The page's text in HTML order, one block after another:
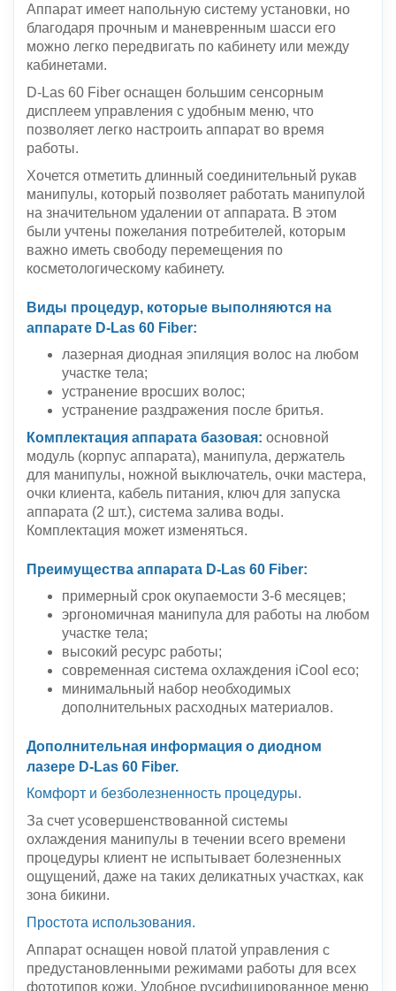
Аппарат имеет напольную систему установки, но
благодаря прочным и маневренным шасси его
можно легко передвигать по кабинету или между
кабинетами.
D-Las 60 Fiber оснащен большим сенсорным
дисплеем управления с удобным меню, что
позволяет легко настроить аппарат во время
работы.
Хочется отметить длинный соединительный рукав
манипулы, который позволяет работать манипулой
на значительном удалении от аппарата. В этом
были учтены пожелания потребителей, которым
важно иметь свободу перемещения по
косметологическому кабинету.
Виды процедур, которые выполняются на
аппарате D-Las 60 Fiber:
лазерная диодная эпиляция волос на любом
участке тела;
устранение вросших волос;
устранение раздражения после бритья.
Комплектация аппарата базовая: основной
модуль (корпус аппарата), манипула, держатель
для манипулы, ножной выключатель, очки мастера,
очки клиента, кабель питания, ключ для запуска
аппарата (2 шт.), система залива воды.
Комплектация может изменяться.
Преимущества аппарата D-Las 60 Fiber:
примерный срок окупаемости 3-6 месяцев;
эргономичная манипула для работы на любом
участке тела;
высокий ресурс работы;
современная система охлаждения iCool eco;
минимальный набор необходимых
дополнительных расходных материалов.
Дополнительная информация о диодном
лазере D-Las 60 Fiber.
Комфорт и безболезненность процедуры.
За счет усовершенствованной системы
охлаждения манипулы в течении всего времени
процедуры клиент не испытывает болезненных
ощущений, даже на таких деликатных участках, как
зона бикини.
Простота использования.
Аппарат оснащен новой платой управления с
предустановленными режимами работы для всех
фототипов кожи. Удобное русифицированное меню